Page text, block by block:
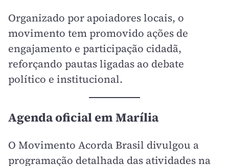
Organizado por apoiadores locais, o
movimento tem promovido ações de
engajamento e participação cidadã,
reforçando pautas ligadas ao debate
político e institucional.
Agenda oficial em Marília
O Movimento Acorda Brasil divulgou a
programação detalhada das atividades na